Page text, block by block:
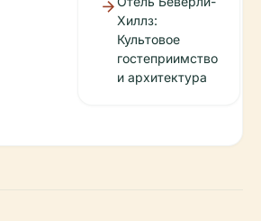
Хиллз:
Культовое
гостеприимство
и архитектура